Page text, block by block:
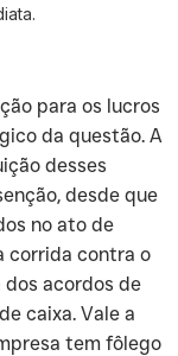
para os lucros
da questão. A
desses
desde que
no ato de
corrida contra o
acordos de
caixa. Vale a
tem fôlego